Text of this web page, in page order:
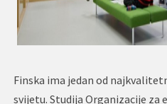
Finska ima jedan od
svijetu. Studija Organizacije za